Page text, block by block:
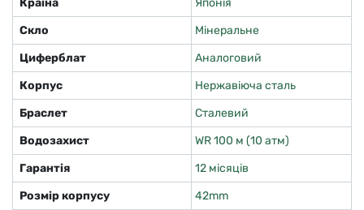
Країна
Японія
Скло
Мінеральне
Циферблат
Аналоговий
Корпус
Нержавіюча сталь
Браслет
Сталевий
Водозахист
WR 100 м (10 атм)
Гарантія
12 місяців
Розмір корпусу
42mm